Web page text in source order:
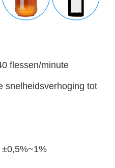
flessen/minute
snelheidsverhoging tot